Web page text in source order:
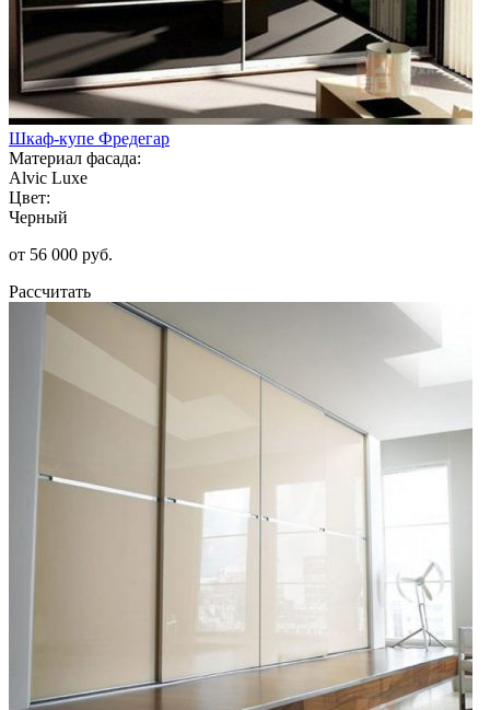
Шкаф-купе Фредегар
Материал фасада:
Alvic Luxe
Цвет:
Черный
от 56 000 руб.
Рассчитать